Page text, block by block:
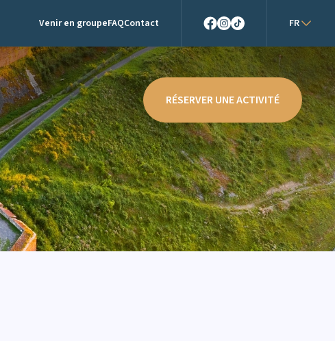
Venir en groupeFAQContact
FR
RÉSERVER UNE ACTIVITÉ